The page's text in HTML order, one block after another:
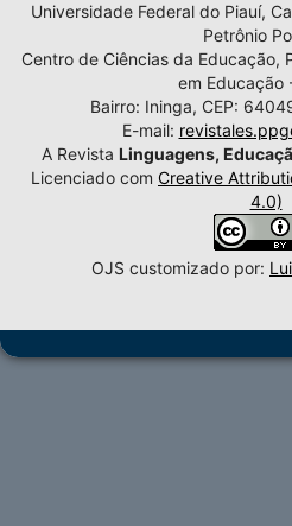
Universidade Federal do Piauí,
Petrônio
Centro de Ciências da Educação,
em Educação
Bairro: Ininga, CEP:
E-mail:
A Revista Linguagens,
Licenciado com Creative
4.0)
OJS customizado por: